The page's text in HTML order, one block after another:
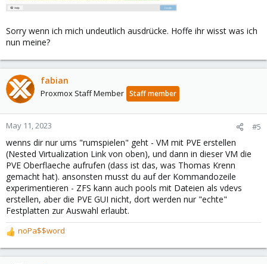
Sorry wenn ich mich undeutlich ausdrücke. Hoffe ihr wisst was ich
nun meine?
fabian
Proxmox Staff Member Staff member
May 11, 2023 #5
wenns dir nur ums "rumspielen" geht - VM mit PVE erstellen
(Nested Virtualization Link von oben), und dann in dieser VM die
PVE Oberflaeche aufrufen (dass ist das, was Thomas Krenn
gemacht hat). ansonsten musst du auf der Kommandozeile
experimentieren - ZFS kann auch pools mit Dateien als vdevs
erstellen, aber die PVE GUI nicht, dort werden nur "echte"
Festplatten zur Auswahl erlaubt.
R
e
a
noPa$$word